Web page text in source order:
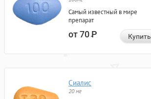
Самый известный в мире
препарат
от 70Р Купить
Сиалис
20 мг